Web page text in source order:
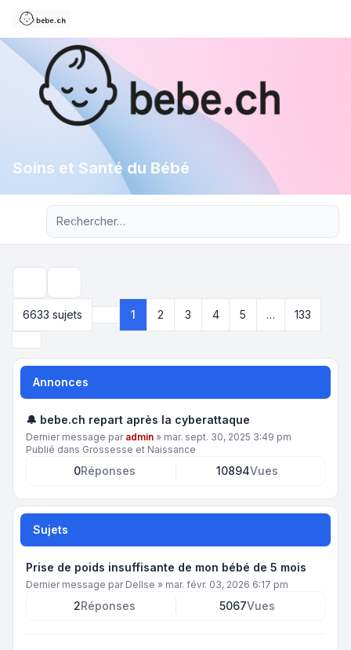
Soins et Santé du Bébé
Recherche avancée
6633 sujets
Page 1 sur133
1 2 3 4 5 …
133
Annonces
🔔 bebe.ch repart après la cyberattaque
Dernier message par admin » mar. sept. 30, 2025 3:49 pm
Publié dans Grossesse et Naissance
0Réponses 10894Vues
Sujets
Prise de poids insuffisante de mon bébé de 5 mois
Dernier message par DelIse » mar. févr. 03, 2026 6:17 pm
2Réponses 5067Vues